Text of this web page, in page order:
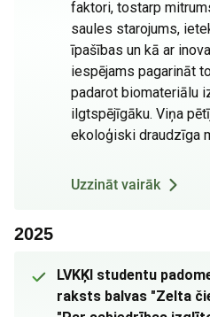
faktori, tostarp
saules starojums,
īpašības un kā ar
iespējams pagarināt
padarot biomateriālu
ilgtspējīgāku. Viņa
ekoloģiski draudzīga
Uzzināt vairāk
2025
LVKĶI studentu
raksts balvas "Zelta